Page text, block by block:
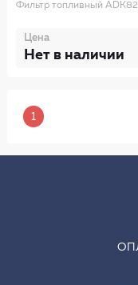
Фильтр топливный
Цена
Нет в наличии
1